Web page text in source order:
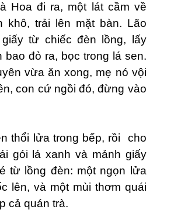
Hoa đi ra, một lát cầm về
khô, trải lên mặt bàn. Lão
từ chiếc đèn lồng, lấy
bao đỏ ra, bọc trong lá sen.
vừa ăn xong, mẹ nó vội
con cứ ngồi đó, đừng vào
thổi lửa trong bếp, rồi cho
gói lá xanh và mảnh giấy
từ lồng đèn: một ngọn lửa
lên, và một mùi thơm quái
cả quán trà.